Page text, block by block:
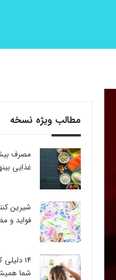
مطالب ویژه نسخه
غذایی
شیرین
فواید و
14
شما